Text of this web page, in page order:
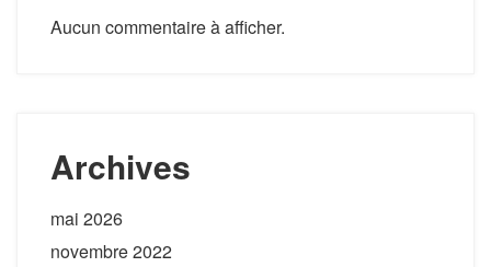
Aucun commentaire à afficher.
Archives
mai 2026
novembre 2022